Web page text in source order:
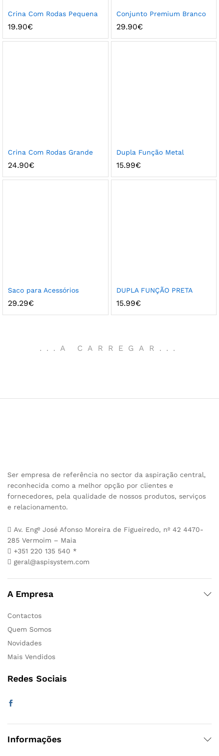
Crina Com Rodas Pequena
19.90€
Conjunto Premium Branco
29.90€
Crina Com Rodas Grande
24.90€
Dupla Função Metal
15.99€
Saco para Acessórios
29.29€
DUPLA FUNÇÃO PRETA
15.99€
. . . A CARREGAR . . .
Ser empresa de referência no sector da aspiração central,
reconhecida como a melhor opção por clientes e
fornecedores, pela qualidade de nossos produtos, serviços
e relacionamento.
Av. Engº José Afonso Moreira de Figueiredo, nº 42 4470-
285 Vermoim – Maia
+351 220 135 540 *
geral@aspisystem.com
A Empresa
Contactos
Quem Somos
Novidades
Mais Vendidos
Redes Sociais
Informações